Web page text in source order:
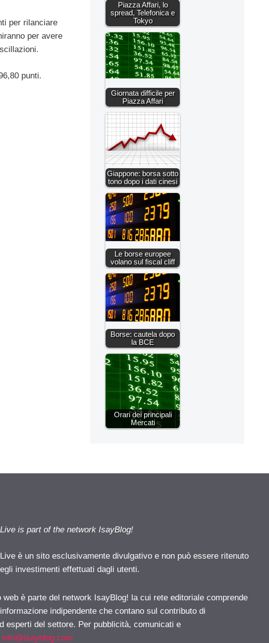
per rilanciare
per avere
punti.
Piazza Affari, lo
spread, Telefonica e
Tokyo
Giornata difficile per
Piazza Affari
Giappone: borsa sotto
tono dopo i dati cinesi
Le borse europee
volano sul fiscal cliff
Borse: cautela dopo
la BCE
Orari dei principali
Mercati
is part of the network IsayBlog!
è un sito esclusivamente divulgativo e non può essere ritenuto
investimenti effettuati dagli utenti.
web è parte del network IsayBlog! la cui rete editoriale comprende
indipendente che contano sul contributo di
esperti del settore. Per pubblicità, comunicati e
info@isayblog.com